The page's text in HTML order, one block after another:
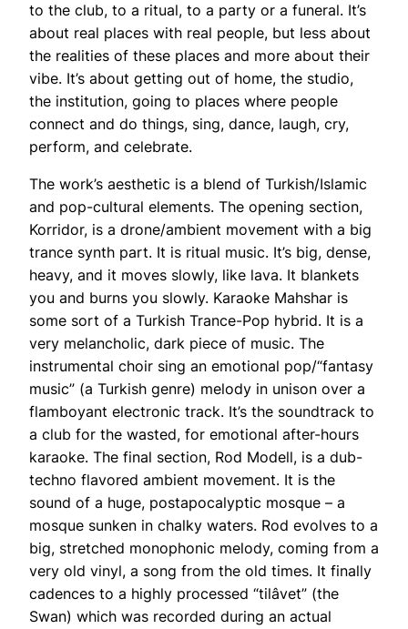
to the club, to a ritual, to a party or a funeral. It’s
about real places with real people, but less about
the realities of these places and more about their
vibe. It’s about getting out of home, the studio,
the institution, going to places where people
connect and do things, sing, dance, laugh, cry,
perform, and celebrate.
The work’s aesthetic is a blend of Turkish/Islamic
and pop-cultural elements. The opening section,
Korridor, is a drone/ambient movement with a big
trance synth part. It is ritual music. It’s big, dense,
heavy, and it moves slowly, like lava. It blankets
you and burns you slowly. Karaoke Mahshar is
some sort of a Turkish Trance-Pop hybrid. It is a
very melancholic, dark piece of music. The
instrumental choir sing an emotional pop/“fantasy
music” (a Turkish genre) melody in unison over a
flamboyant electronic track. It’s the soundtrack to
a club for the wasted, for emotional after-hours
karaoke. The final section, Rod Modell, is a dub-
techno flavored ambient movement. It is the
sound of a huge, postapocalyptic mosque – a
mosque sunken in chalky waters. Rod evolves to a
big, stretched monophonic melody, coming from a
very old vinyl, a song from the old times. It finally
cadences to a highly processed “tilâvet” (the
Swan) which was recorded during an actual